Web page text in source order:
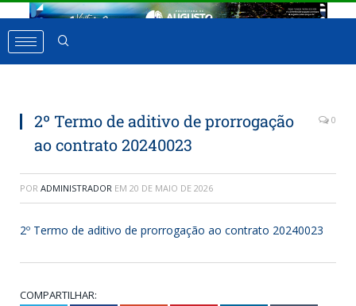
2º Termo de aditivo de prorrogação
ao contrato 20240023
0
POR ADMINISTRADOR EM 20 DE MAIO DE 2026
2º Termo de aditivo de prorrogação ao contrato 20240023
COMPARTILHAR: